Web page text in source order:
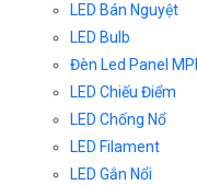
LED Bán Nguyệt
LED Bulb
Đèn Led Panel
LED Chiếu Điểm
LED Chống Nổ
LED Filament
LED Gắn Nổi